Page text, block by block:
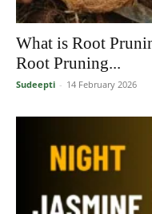
What is Root
Root Pruning...
Sudeepti - 14 February 2026